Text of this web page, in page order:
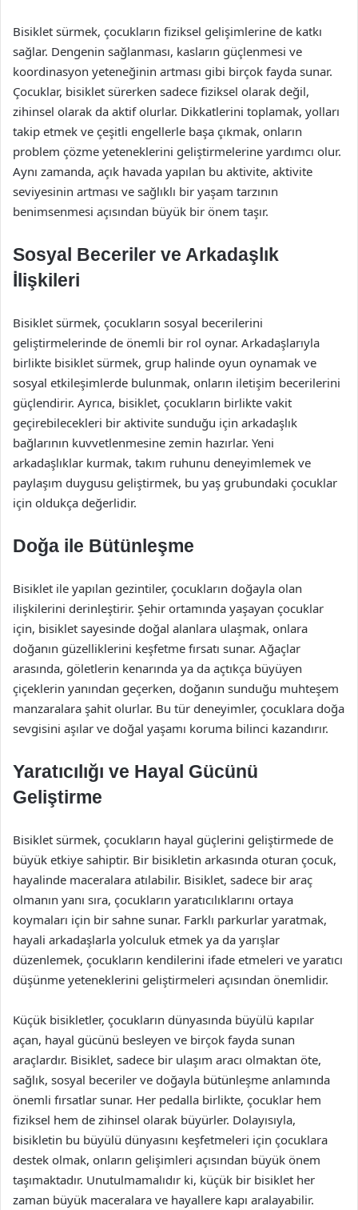
Bisiklet sürmek, çocukların fiziksel gelişimlerine de katkı
sağlar. Dengenin sağlanması, kasların güçlenmesi ve
koordinasyon yeteneğinin artması gibi birçok fayda sunar.
Çocuklar, bisiklet sürerken sadece fiziksel olarak değil,
zihinsel olarak da aktif olurlar. Dikkatlerini toplamak, yolları
takip etmek ve çeşitli engellerle başa çıkmak, onların
problem çözme yeteneklerini geliştirmelerine yardımcı olur.
Aynı zamanda, açık havada yapılan bu aktivite, aktivite
seviyesinin artması ve sağlıklı bir yaşam tarzının
benimsenmesi açısından büyük bir önem taşır.
Sosyal Beceriler ve Arkadaşlık
İlişkileri
Bisiklet sürmek, çocukların sosyal becerilerini
geliştirmelerinde de önemli bir rol oynar. Arkadaşlarıyla
birlikte bisiklet sürmek, grup halinde oyun oynamak ve
sosyal etkileşimlerde bulunmak, onların iletişim becerilerini
güçlendirir. Ayrıca, bisiklet, çocukların birlikte vakit
geçirebilecekleri bir aktivite sunduğu için arkadaşlık
bağlarının kuvvetlenmesine zemin hazırlar. Yeni
arkadaşlıklar kurmak, takım ruhunu deneyimlemek ve
paylaşım duygusu geliştirmek, bu yaş grubundaki çocuklar
için oldukça değerlidir.
Doğa ile Bütünleşme
Bisiklet ile yapılan gezintiler, çocukların doğayla olan
ilişkilerini derinleştirir. Şehir ortamında yaşayan çocuklar
için, bisiklet sayesinde doğal alanlara ulaşmak, onlara
doğanın güzelliklerini keşfetme fırsatı sunar. Ağaçlar
arasında, göletlerin kenarında ya da açtıkça büyüyen
çiçeklerin yanından geçerken, doğanın sunduğu muhteşem
manzaralara şahit olurlar. Bu tür deneyimler, çocuklara doğa
sevgisini aşılar ve doğal yaşamı koruma bilinci kazandırır.
Yaratıcılığı ve Hayal Gücünü
Geliştirme
Bisiklet sürmek, çocukların hayal güçlerini geliştirmede de
büyük etkiye sahiptir. Bir bisikletin arkasında oturan çocuk,
hayalinde maceralara atılabilir. Bisiklet, sadece bir araç
olmanın yanı sıra, çocukların yaratıcılıklarını ortaya
koymaları için bir sahne sunar. Farklı parkurlar yaratmak,
hayali arkadaşlarla yolculuk etmek ya da yarışlar
düzenlemek, çocukların kendilerini ifade etmeleri ve yaratıcı
düşünme yeteneklerini geliştirmeleri açısından önemlidir.
Küçük bisikletler, çocukların dünyasında büyülü kapılar
açan, hayal gücünü besleyen ve birçok fayda sunan
araçlardır. Bisiklet, sadece bir ulaşım aracı olmaktan öte,
sağlık, sosyal beceriler ve doğayla bütünleşme anlamında
önemli fırsatlar sunar. Her pedalla birlikte, çocuklar hem
fiziksel hem de zihinsel olarak büyürler. Dolayısıyla,
bisikletin bu büyülü dünyasını keşfetmeleri için çocuklara
destek olmak, onların gelişimleri açısından büyük önem
taşımaktadır. Unutulmamalıdır ki, küçük bir bisiklet her
zaman büyük maceralara ve hayallere kapı aralayabilir.